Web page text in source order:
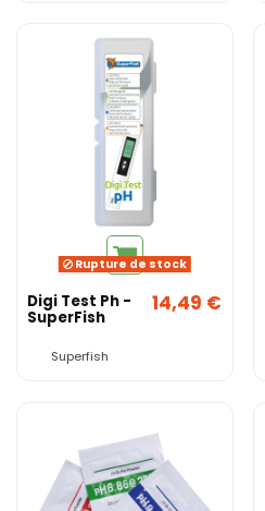
Rupture de stock
Digi Test Ph -
SuperFish
Superfish
14,49 €